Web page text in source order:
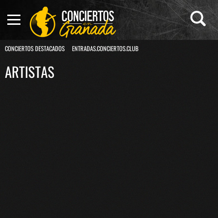
CONCIERTOS DESTACADOS ENTRADAS.CONCIERTOS.CLUB
ARTISTAS